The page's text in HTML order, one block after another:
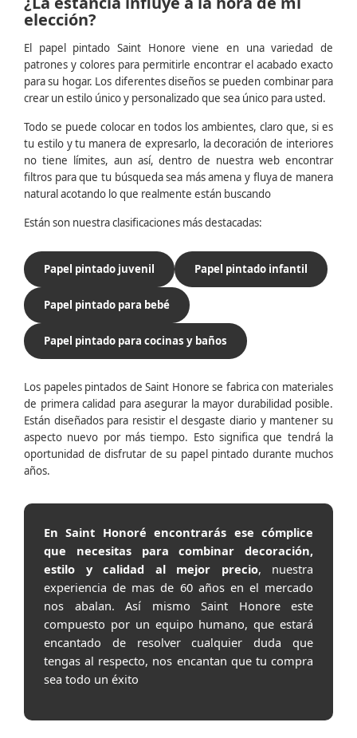
elección?
El papel pintado Saint Honore viene en una variedad de
patrones y colores para permitirle encontrar el acabado exacto
para su hogar. Los diferentes diseños se pueden combinar para
crear un estilo único y personalizado que sea único para usted.
Todo se puede colocar en todos los ambientes, claro que, si es
tu estilo y tu manera de expresarlo, la decoración de interiores
no tiene límites, aun así, dentro de nuestra web encontrar
filtros para que tu búsqueda sea más amena y fluya de manera
natural acotando lo que realmente están buscando
Están son nuestra clasificaciones más destacadas:
Papel pintado juvenil Papel pintado infantil
Papel pintado para bebé
Papel pintado para cocinas y baños
Los papeles pintados de Saint Honore se fabrica con materiales
de primera calidad para asegurar la mayor durabilidad posible.
Están diseñados para resistir el desgaste diario y mantener su
aspecto nuevo por más tiempo. Esto significa que tendrá la
oportunidad de disfrutar de su papel pintado durante muchos
años.
En Saint Honoré encontrarás ese cómplice
que necesitas para combinar decoración,
estilo y calidad al mejor precio, nuestra
experiencia de mas de 60 años en el mercado
nos abalan. Así mismo Saint Honore este
compuesto por un equipo humano, que estará
encantado de resolver cualquier duda que
tengas al respecto, nos encantan que tu compra
sea todo un éxito